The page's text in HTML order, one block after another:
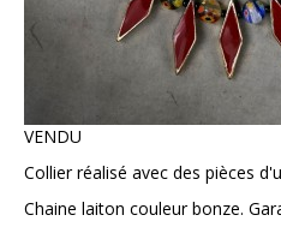
VENDU
Collier réalisé avec des pièces
Chaine laiton couleur bonze.